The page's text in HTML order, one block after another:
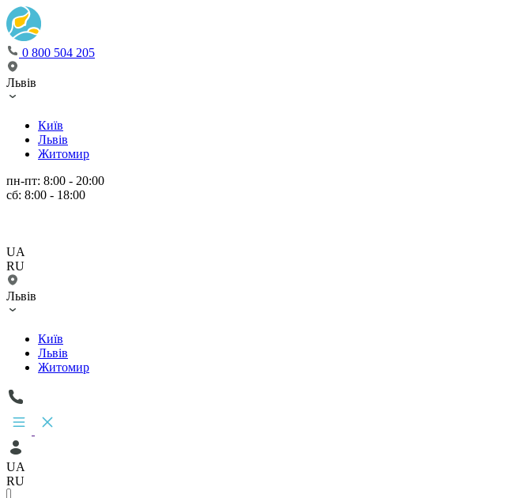
0 800 504 205
Львів
Київ
Львів
Житомир
пн-пт: 8:00 - 20:00
сб: 8:00 - 18:00
UA
RU
Львів
Київ
Львів
Житомир
UA
RU